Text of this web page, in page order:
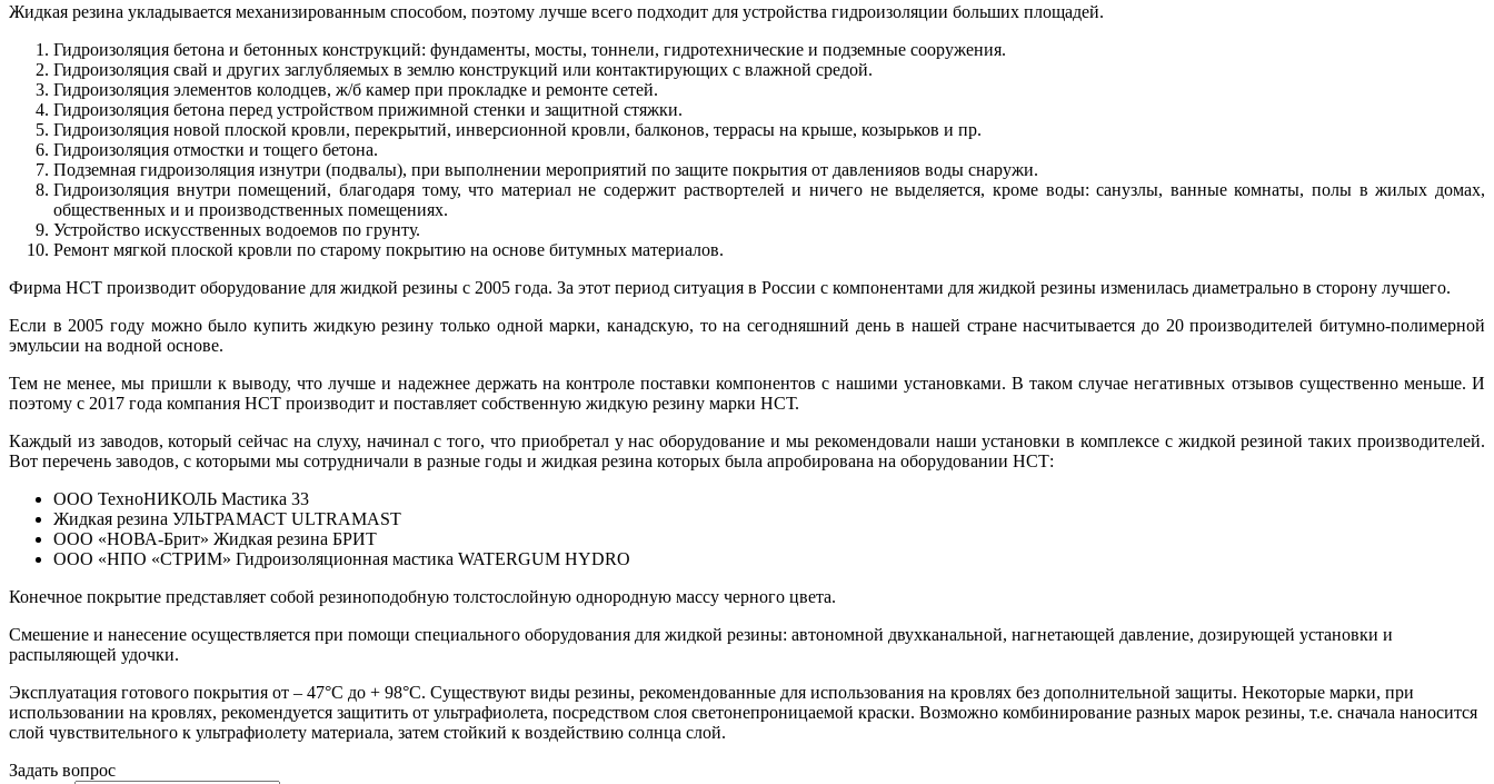
Жидкая резина укладывается механизированным способом, поэтому лучше всего подходит для устройства гидроизоляции больших площадей.
Гидроизоляция бетона и бетонных конструкций: фундаменты, мосты, тоннели, гидротехнические и подземные сооружения.
Гидроизоляция свай и других заглубляемых в землю конструкций или контактирующих с влажной средой.
Гидроизоляция элементов колодцев, ж/б камер при прокладке и ремонте сетей.
Гидроизоляция бетона перед устройством прижимной стенки и защитной стяжки.
Гидроизоляция новой плоской кровли, перекрытий, инверсионной кровли, балконов, террасы на крыше, козырьков и пр.
Гидроизоляция отмостки и тощего бетона.
Подземная гидроизоляция изнутри (подвалы), при выполнении мероприятий по защите покрытия от давленияов воды снаружи.
Гидроизоляция внутри помещений, благодаря тому, что материал не содержит раствортелей и ничего не выделяется, кроме воды: санузлы, ванные комнаты, полы в жилых домах,
общественных и и производственных помещениях.
Устройство искусственных водоемов по грунту.
Ремонт мягкой плоской кровли по старому покрытию на основе битумных материалов.
Фирма НСТ производит оборудование для жидкой резины с 2005 года. За этот период ситуация в России с компонентами для жидкой резины изменилась диаметрально в сторону лучшего.
Если в 2005 году можно было купить жидкую резину только одной марки, канадскую, то на сегодняшний день в нашей стране насчитывается до 20 производителей битумно-полимерной
эмульсии на водной основе.
Тем не менее, мы пришли к выводу, что лучше и надежнее держать на контроле поставки компонентов с нашими установками. В таком случае негативных отзывов существенно меньше. И
поэтому с 2017 года компания НСТ производит и поставляет собственную жидкую резину марки НСТ.
Каждый из заводов, который сейчас на слуху, начинал с того, что приобретал у нас оборудование и мы рекомендовали наши установки в комплексе с жидкой резиной таких производителей.
Вот перечень заводов, с которыми мы сотрудничали в разные годы и жидкая резина которых была апробирована на оборудовании НСТ:
ООО ТехноНИКОЛЬ Мастика 33
Жидкая резина УЛЬТРАМАСТ ULTRAMAST
ООО «НОВА-Брит» Жидкая резина БРИТ
ООО «НПО «СТРИМ» Гидроизоляционная мастика WATERGUM HYDRO
Конечное покрытие представляет собой резиноподобную толстослойную однородную массу черного цвета.
Смешение и нанесение осуществляется при помощи специального оборудования для жидкой резины: автономной двухканальной, нагнетающей давление, дозирующей установки и
распыляющей удочки.
Эксплуатация готового покрытия от – 47°С до + 98°С. Существуют виды резины, рекомендованные для использования на кровлях без дополнительной защиты. Некоторые марки, при
использовании на кровлях, рекомендуется защитить от ультрафиолета, посредством слоя светонепроницаемой краски. Возможно комбинирование разных марок резины, т.е. сначала наносится
слой чувствительного к ультрафиолету материала, затем стойкий к воздействию солнца слой.
Задать вопрос